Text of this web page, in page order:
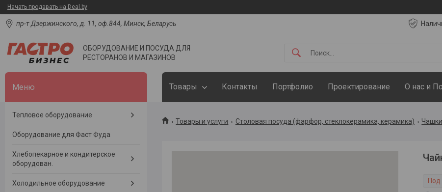
Начать продавать на Deal.by
пр-т Дзержинского, д. 11, оф.844, Минск, Беларусь
ОБОРУДОВАНИЕ И ПОСУДА ДЛЯ
РЕСТОРАНОВ И МАГАЗИНОВ
Товары Контакты Портфолио Проектирование О нас и
Товары и услуги Столовая посуда (фарфор, стеклокерамика, керамика) Чашки
Под
Тепловое оборудование
Оборудование для Фаст Фуда
Хлебопекарное и кондитерское
оборудован.
Холодильное оборудование